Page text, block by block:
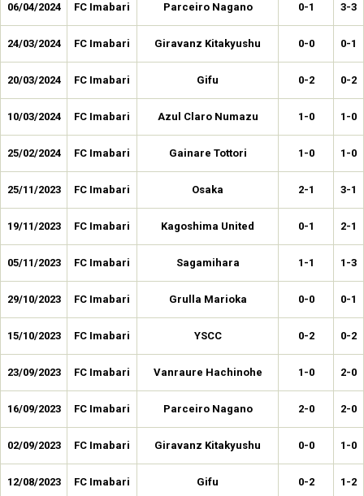
06/04/2024 FC Imabari Parceiro Nagano 0-1 3-3
24/03/2024 FC Imabari Giravanz Kitakyushu 0-0 0-1
20/03/2024 FC Imabari Gifu 0-2 0-2
10/03/2024 FC Imabari Azul Claro Numazu 1-0 1-0
25/02/2024 FC Imabari Gainare Tottori 1-0 1-0
25/11/2023 FC Imabari Osaka 2-1 3-1
19/11/2023 FC Imabari Kagoshima United 0-1 2-1
05/11/2023 FC Imabari Sagamihara 1-1 1-3
29/10/2023 FC Imabari Grulla Marioka 0-0 0-1
15/10/2023 FC Imabari YSCC 0-2 0-2
23/09/2023 FC Imabari Vanraure Hachinohe 1-0 2-0
16/09/2023 FC Imabari Parceiro Nagano 2-0 2-0
02/09/2023 FC Imabari Giravanz Kitakyushu 0-0 1-0
12/08/2023 FC Imabari Gifu 0-2 1-2